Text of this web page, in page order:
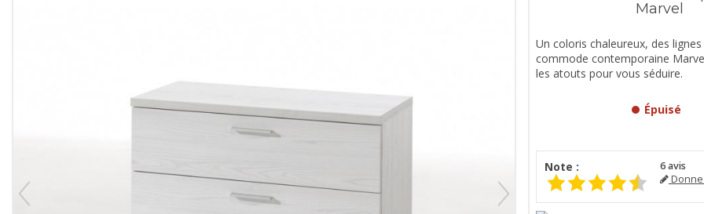
Marvel
Un coloris chaleureux, des
commode contemporaine
les atouts pour vous séduire.
Épuisé
Note : 6avis